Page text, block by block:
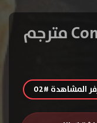
المشاهدة #02